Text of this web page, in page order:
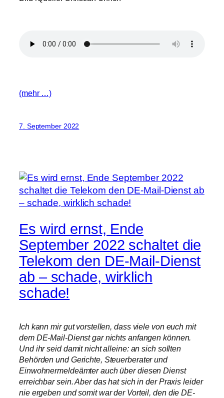
(mehr …)
7. September 2022
Es wird ernst, Ende
September 2022 schaltet die
Telekom den DE-Mail-Dienst
ab – schade, wirklich
schade!
Ich kann mir gut vorstellen, dass viele von euch mit
dem DE-Mail-Dienst gar nichts anfangen können.
Und ihr seid damit nicht alleine: an sich sollten
Behörden und Gerichte, Steuerberater und
Einwohnermeldeämter auch über diesen Dienst
erreichbar sein. Aber das hat sich in der Praxis leider
nie ergeben und somit war der Vorteil, den die DE-